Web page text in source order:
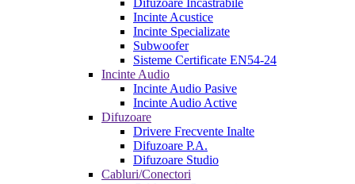
Difuzoare Incastrabile
Incinte Acustice
Incinte Specializate
Subwoofer
Sisteme Certificate EN54-24
Incinte Audio
Incinte Audio Pasive
Incinte Audio Active
Difuzoare
Drivere Frecvente Inalte
Difuzoare P.A.
Difuzoare Studio
Cabluri/Conectori